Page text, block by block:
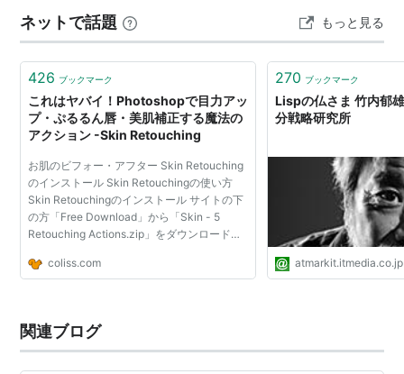
では、多部未華子さんの目が怖いと言われる具体的な要
因から、目元の変化に関する噂、そして彼女の「目」が
作品に与える影響について、多角的な視点で徹…
ネットで話題 もっと見る
426 ブックマーク
これはヤバイ！Photoshopで目力アッ
プ・ぷるるん唇・美肌補正する魔法の
アクション -Skin Retouching
お肌のビフォー・アフター Skin Retouching
のインストール Skin Retouchingの使い方
Skin Retouchingのインストール サイトの下
の方「Free Download」から「Skin - 5
Retouching Actions.zip」をダウンロードし
Actions 「Skin - 5 Retouching
coliss.com
270 ブックマーク
Lispの仏さま 竹内郁
分戦略研究所
atmarkit.itmedia.co.jp
関連ブログ